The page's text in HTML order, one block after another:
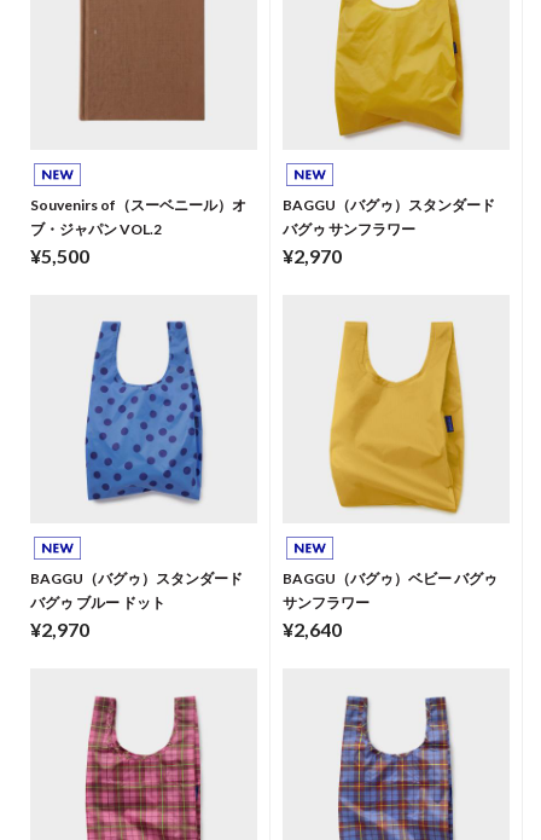
Souvenirs of（スーベニール）オ
ブ・ジャパン VOL.2
¥5,500
BAGGU（バグゥ）スタンダード
バグゥ サンフラワー
¥2,970
BAGGU（バグゥ）スタンダード
バグゥ ブルー ドット
¥2,970
BAGGU（バグゥ）ベビー バグゥ
サンフラワー
¥2,640